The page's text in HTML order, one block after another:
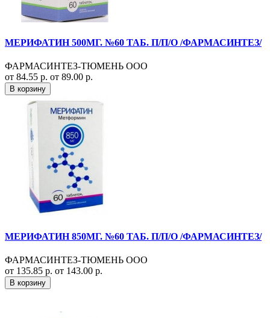
МЕРИФАТИН 500МГ. №60 ТАБ. П/П/О /ФАРМАСИНТЕЗ/
ФАРМАСИНТЕЗ-ТЮМЕНЬ ООО
от 84.55 р. от 89.00 р.
В корзину
МЕРИФАТИН 850МГ. №60 ТАБ. П/П/О /ФАРМАСИНТЕЗ/
ФАРМАСИНТЕЗ-ТЮМЕНЬ ООО
от 135.85 р. от 143.00 р.
В корзину